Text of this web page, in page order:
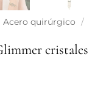
Acero quirúrgico
/
cristales